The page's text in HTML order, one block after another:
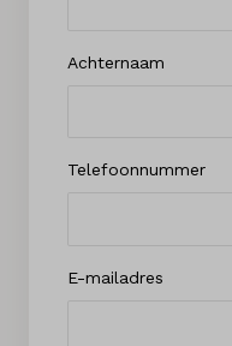
Achternaam
Telefoonnummer
E-mailadres